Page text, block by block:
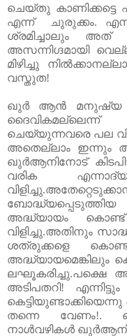
ചെയ്തു കാണിക്കട്ടെ
എന്ന്
ചുരുക്കം.
ശ്രമിച്ചാലും
അത്
അസന്നിഗ്ദമായി
മിഴിച്ചു
വസ്തുത!
ഖുർ ആൻ മനുഷ്യ
ദൈവികമല്ലെന്ന്
ചെയ്യുന്നവരെ പല
അതെല്ലാം
ഇന്നും
ഖുർആനിനോട്
വരിക
വിളിച്ചു.
ബോദ്ധ്യപ്പെടുത്തിയ
അദ്ധ്യായം
കൊണ്ട്
വിളിച്ചു.അതിനും
ശത്രുക്കളെ
അദ്ധ്യായമെങ്കിലും
ലഘൂകരിച്ചു.പക്ഷെ
അടിപതറി! എന്നിട്ടും
കെട്ടിയുണ്ടാക്കിയെന്നു
തന്നെ
വേണം!.
നാൾവഴികൾ